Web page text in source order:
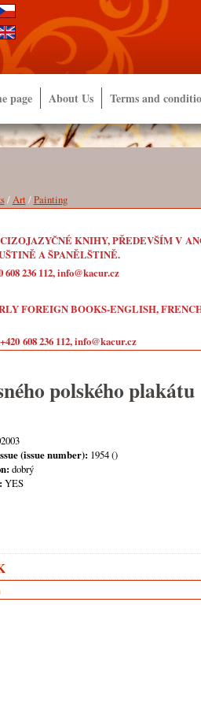
page About Us Terms and
/Art/Painting
KNIHY, PŘEDEVŠÍM V
A ŠPANĚLŠTINĚ.
236 112, info@kacur.cz
FOREIGN BOOKS-ENGLISH,
608 236 112, info@kacur.cz
polského plakátu
(issue number): 1954 ()
dobrý
YES